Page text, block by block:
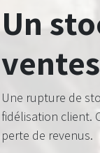
Un
Une rupture de
fidélisation client.
perte de revenus.